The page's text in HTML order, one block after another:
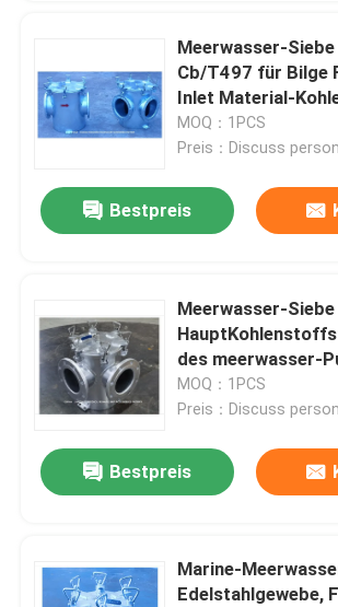
Meerwasser-
Cb/T497 für Bilge
Inlet Material-
galvanisierten
MOQ：1PCS
Preis：Discuss
Bestpreis
Meerwasser-
des meerwasser-
Einlass-Modell-
CBM1061-81
MOQ：1PCS
Preis：Discuss
Bestpreis
Marine-
Edelstahlgewebe,